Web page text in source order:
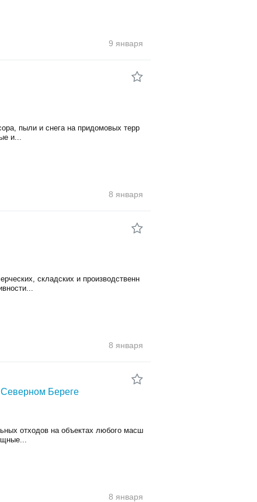
9 января
пыли и снега на придомовых терр
и...
8 января
складских и производственн
8 января
Береге
отходов на объектах любого масш
8 января